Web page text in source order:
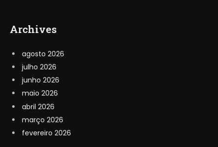
Archives
agosto 2026
julho 2026
junho 2026
maio 2026
abril 2026
março 2026
fevereiro 2026